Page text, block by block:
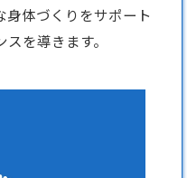
体づくりをサポート
を導きます。